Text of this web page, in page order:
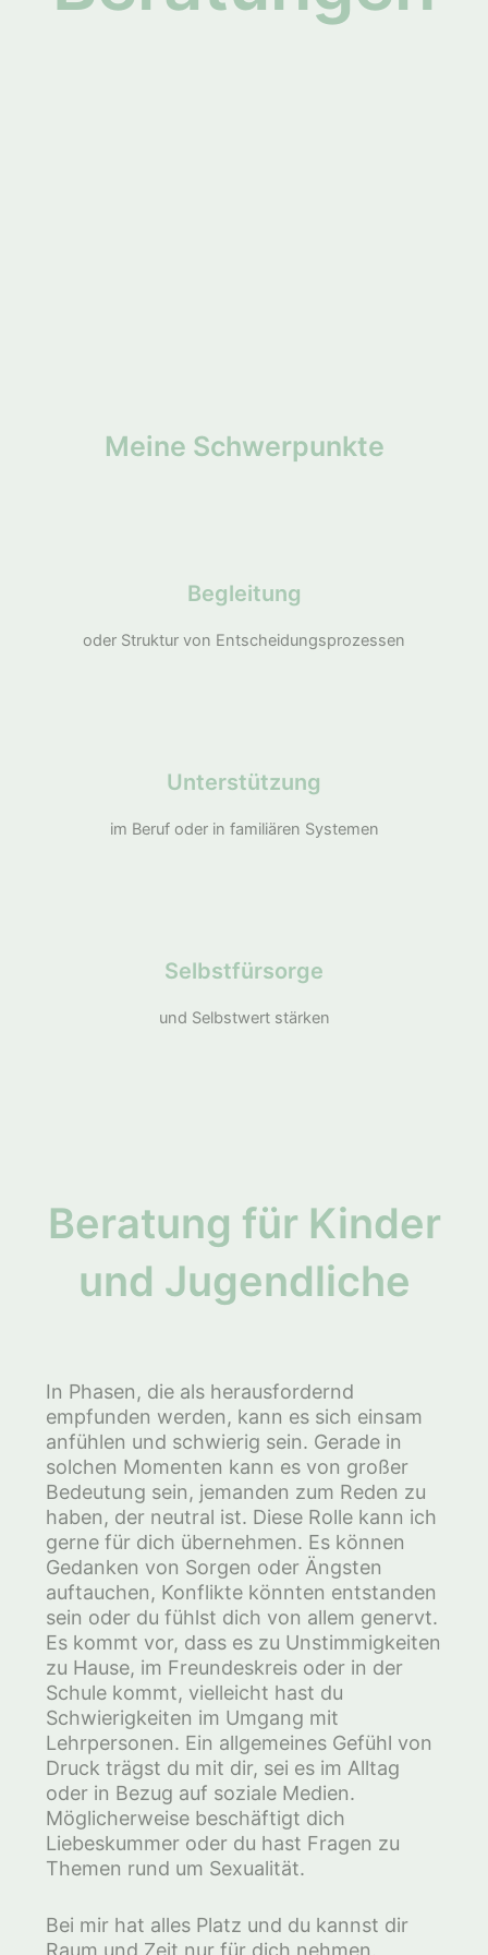
Meine Schwerpunkte
Begleitung
oder Struktur von Entscheidungsprozessen
Unterstützung
im Beruf oder in familiären Systemen
Selbstfürsorge
und Selbstwert stärken
Beratung für Kinder
und Jugendliche
In Phasen, die als herausfordernd
empfunden werden, kann es sich einsam
anfühlen und schwierig sein. Gerade in
solchen Momenten kann es von großer
Bedeutung sein, jemanden zum Reden zu
haben, der neutral ist. Diese Rolle kann ich
gerne für dich übernehmen. Es können
Gedanken von Sorgen oder Ängsten
auftauchen, Konflikte könnten entstanden
sein oder du fühlst dich von allem genervt.
Es kommt vor, dass es zu Unstimmigkeiten
zu Hause, im Freundeskreis oder in der
Schule kommt, vielleicht hast du
Schwierigkeiten im Umgang mit
Lehrpersonen. Ein allgemeines Gefühl von
Druck trägst du mit dir, sei es im Alltag
oder in Bezug auf soziale Medien.
Möglicherweise beschäftigt dich
Liebeskummer oder du hast Fragen zu
Themen rund um Sexualität.
Bei mir hat alles Platz und du kannst dir
Raum und Zeit nur für dich nehmen.